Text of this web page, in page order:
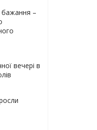
бажання –
вечері в